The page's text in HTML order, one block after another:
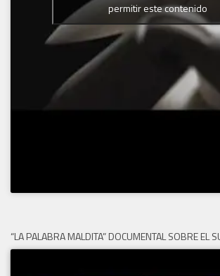
permitir este contenido
“LA PALABRA MALDITA” DOCUMENTAL SOBRE EL